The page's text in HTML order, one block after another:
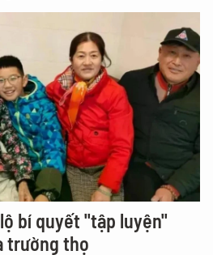
bí quyết "tập luyện"
trường thọ